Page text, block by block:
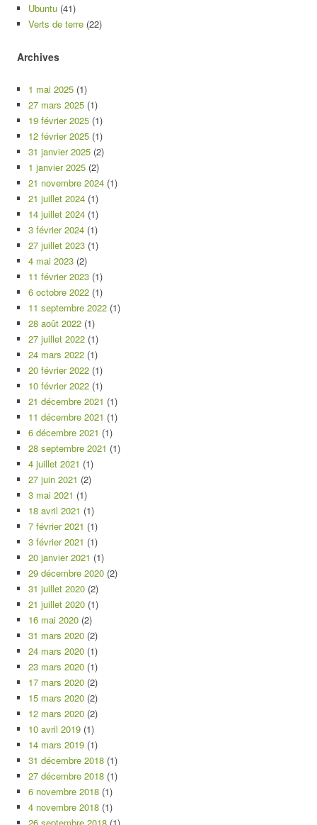
Ubuntu (41)
Verts de terre (22)
Archives
1 mai 2025 (1)
27 mars 2025 (1)
19 février 2025 (1)
12 février 2025 (1)
31 janvier 2025 (2)
1 janvier 2025 (2)
21 novembre 2024 (1)
21 juillet 2024 (1)
14 juillet 2024 (1)
3 février 2024 (1)
27 juillet 2023 (1)
4 mai 2023 (2)
11 février 2023 (1)
6 octobre 2022 (1)
11 septembre 2022 (1)
28 août 2022 (1)
27 juillet 2022 (1)
24 mars 2022 (1)
20 février 2022 (1)
10 février 2022 (1)
21 décembre 2021 (1)
11 décembre 2021 (1)
6 décembre 2021 (1)
28 septembre 2021 (1)
4 juillet 2021 (1)
27 juin 2021 (2)
3 mai 2021 (1)
18 avril 2021 (1)
7 février 2021 (1)
3 février 2021 (1)
20 janvier 2021 (1)
29 décembre 2020 (2)
31 juillet 2020 (2)
21 juillet 2020 (1)
16 mai 2020 (2)
31 mars 2020 (2)
24 mars 2020 (1)
23 mars 2020 (1)
17 mars 2020 (2)
15 mars 2020 (2)
12 mars 2020 (2)
10 avril 2019 (1)
14 mars 2019 (1)
31 décembre 2018 (1)
27 décembre 2018 (1)
6 novembre 2018 (1)
4 novembre 2018 (1)